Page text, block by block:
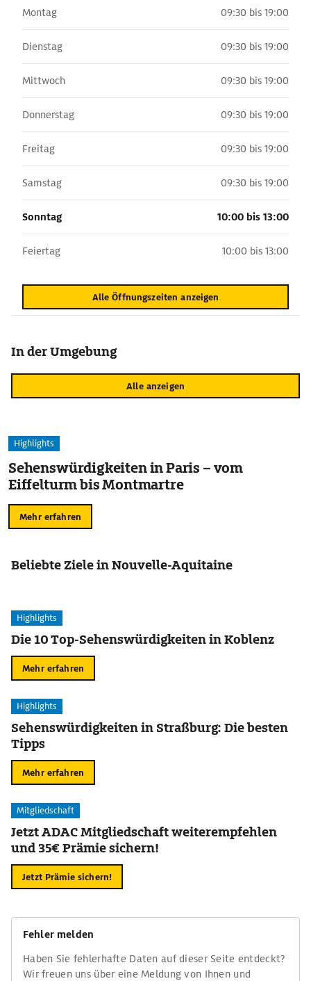
Montag 09:30 bis 19:00
Dienstag 09:30 bis 19:00
Mittwoch 09:30 bis 19:00
Donnerstag 09:30 bis 19:00
Freitag 09:30 bis 19:00
Samstag 09:30 bis 19:00
Sonntag 10:00 bis 13:00
Feiertag 10:00 bis 13:00
Alle Öffnungszeiten anzeigen
In der Umgebung
Alle anzeigen
Highlights
Sehenswürdigkeiten in Paris – vom
Eiffelturm bis Montmartre
Mehr erfahren
Beliebte Ziele in Nouvelle-Aquitaine
Highlights
Die 10 Top-Sehenswürdigkeiten in Koblenz
Mehr erfahren
Highlights
Sehenswürdigkeiten in Straßburg: Die besten
Tipps
Mehr erfahren
Mitgliedschaft
Jetzt ADAC Mitgliedschaft weiterempfehlen
und 35€ Prämie sichern!
Jetzt Prämie sichern!
Fehler melden
Haben Sie fehlerhafte Daten auf dieser Seite entdeckt?
Wir freuen uns über eine Meldung von Ihnen und